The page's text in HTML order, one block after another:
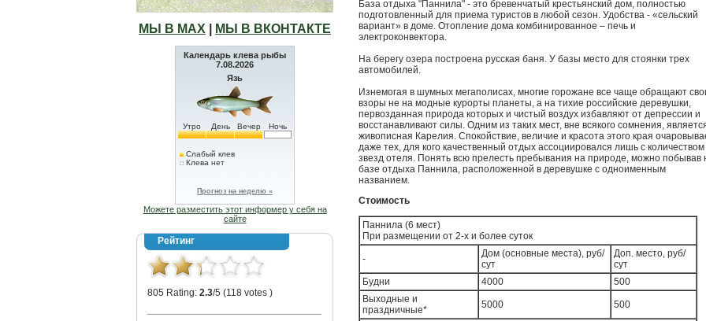
МЫ В МАХ МЫ В ВКОНТАКТЕ
Календарь клева рыбы
7.08.2026
Язь
Утро День Вечер Ночь
Слабый клев
Клева нет
Прогноз на неделю »
Можете разместить этот информер у себя на
сайте
Рейтинг
805 Rating: 2.3/5 (118 votes )
База отдыха "Паннила" - это бревенчатый крестьянский дом, полностью
подготовленный для приема туристов в любой сезон. Удобства - «сельский
вариант» в доме. Отопление дома комбинированное – печь и
электроконвектора.
На берегу озера построена русская баня. У базы место для стоянки трех
автомобилей.
Изнемогая в шумных мегаполисах, многие горожане все чаще обращают
взоры не на модные курорты планеты, а на тихие российские деревушки,
первозданная природа которых и чистый воздух избавляют от депрессии и
восстанавливают силы. Одним из таких мест, вне всякого сомнения,
живописная Карелия. Спокойствие, величие и красота этого края
даже тех, для кого качественный отдых ассоциировался лишь с количеством
звезд отеля. Понять всю прелесть пребывания на природе, можно побывав
базе отдыха Паннила, расположенной в деревушке с одноименным
названием.
Стоимость
Паннила (6 мест)
При размещении от 2-х и более суток
-
Дом (основные места), руб/
сут
Доп. место, руб/
сут
Будни
4000
500
Выходные и
праздничные*
5000 500